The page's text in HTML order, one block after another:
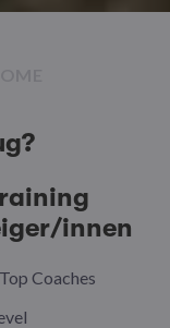
innen
Coaches